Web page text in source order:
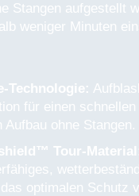
Stangen aufgestellt
weniger Minuten
Technologie:
für einen schnellen
Aufbau ohne Stangen.
Tour-
optimalen Schutz